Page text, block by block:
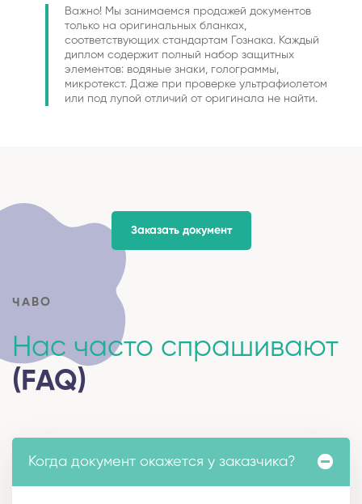
Важно! Мы занимаемся продажей документов
только на оригинальных бланках,
соответствующих стандартам Гознака. Каждый
диплом содержит полный набор защитных
элементов: водяные знаки, голограммы,
микротекст. Даже при проверке ультрафиолетом
или под лупой отличий от оригинала не найти.
Заказать документ
ЧАВО
Нас часто спрашивают
(FAQ)
Когда документ окажется у заказчика?